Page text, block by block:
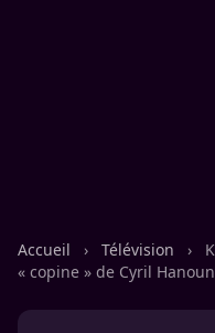
Accueil › Télévision ›
« copine » de Cyril